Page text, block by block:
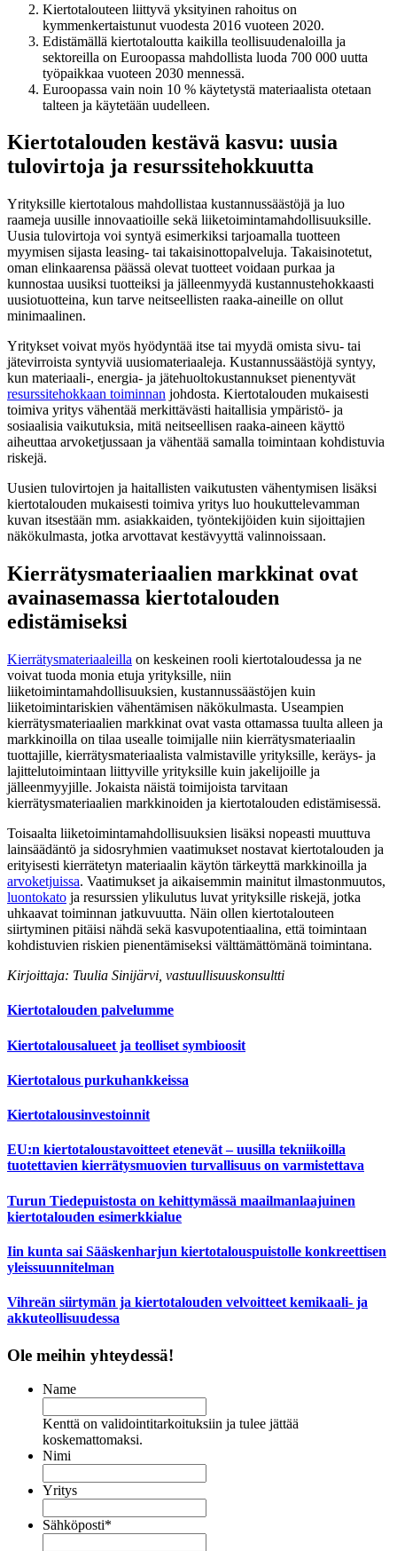
Kiertotalouteen liittyvä yksityinen rahoitus on
kymmenkertaistunut vuodesta 2016 vuoteen 2020.
Edistämällä kiertotaloutta kaikilla teollisuudenaloilla ja
sektoreilla on Euroopassa mahdollista luoda 700 000 uutta
työpaikkaa vuoteen 2030 mennessä.
Euroopassa vain noin 10 % käytetystä materiaalista otetaan
talteen ja käytetään uudelleen.
Kiertotalouden kestävä kasvu: uusia
tulovirtoja ja resurssitehokkuutta
Yrityksille kiertotalous mahdollistaa kustannussäästöjä ja luo
raameja uusille innovaatioille sekä liiketoimintamahdollisuuksille.
Uusia tulovirtoja voi syntyä esimerkiksi tarjoamalla tuotteen
myymisen sijasta leasing- tai takaisinottopalveluja. Takaisinotetut,
oman elinkaarensa päässä olevat tuotteet voidaan purkaa ja
kunnostaa uusiksi tuotteiksi ja jälleenmyydä kustannustehokkaasti
uusiotuotteina, kun tarve neitseellisten raaka-aineille on ollut
minimaalinen.
Yritykset voivat myös hyödyntää itse tai myydä omista sivu- tai
jätevirroista syntyviä uusiomateriaaleja. Kustannussäästöjä syntyy,
kun materiaali-, energia- ja jätehuoltokustannukset pienentyvät
resurssitehokkaan toiminnan johdosta. Kiertotalouden mukaisesti
toimiva yritys vähentää merkittävästi haitallisia ympäristö- ja
sosiaalisia vaikutuksia, mitä neitseellisen raaka-aineen käyttö
aiheuttaa arvoketjussaan ja vähentää samalla toimintaan kohdistuvia
riskejä.
Uusien tulovirtojen ja haitallisten vaikutusten vähentymisen lisäksi
kiertotalouden mukaisesti toimiva yritys luo houkuttelevamman
kuvan itsestään mm. asiakkaiden, työntekijöiden kuin sijoittajien
näkökulmasta, jotka arvottavat kestävyyttä valinnoissaan.
Kierrätysmateriaalien markkinat ovat
avainasemassa kiertotalouden
edistämiseksi
Kierrätysmateriaaleilla on keskeinen rooli kiertotaloudessa ja ne
voivat tuoda monia etuja yrityksille, niin
liiketoimintamahdollisuuksien, kustannussäästöjen kuin
liiketoimintariskien vähentämisen näkökulmasta. Useampien
kierrätysmateriaalien markkinat ovat vasta ottamassa tuulta alleen ja
markkinoilla on tilaa usealle toimijalle niin kierrätysmateriaalin
tuottajille, kierrätysmateriaalista valmistaville yrityksille, keräys- ja
lajittelutoimintaan liittyville yrityksille kuin jakelijoille ja
jälleenmyyjille. Jokaista näistä toimijoista tarvitaan
kierrätysmateriaalien markkinoiden ja kiertotalouden edistämisessä.
Toisaalta liiketoimintamahdollisuuksien lisäksi nopeasti muuttuva
lainsäädäntö ja sidosryhmien vaatimukset nostavat kiertotalouden ja
erityisesti kierrätetyn materiaalin käytön tärkeyttä markkinoilla ja
arvoketjuissa. Vaatimukset ja aikaisemmin mainitut ilmastonmuutos,
luontokato ja resurssien ylikulutus luvat yrityksille riskejä, jotka
uhkaavat toiminnan jatkuvuutta. Näin ollen kiertotalouteen
siirtyminen pitäisi nähdä sekä kasvupotentiaalina, että toimintaan
kohdistuvien riskien pienentämiseksi välttämättömänä toimintana.
Kirjoittaja: Tuulia Sinijärvi, vastuullisuuskonsultti
Kiertotalouden palvelumme
Kiertotalousalueet ja teolliset symbioosit
Kiertotalous purkuhankkeissa
Kiertotalousinvestoinnit
EU:n kiertotaloustavoitteet etenevät – uusilla tekniikoilla
tuotettavien kierrätysmuovien turvallisuus on varmistettava
Turun Tiedepuistosta on kehittymässä maailmanlaajuinen
kiertotalouden esimerkkialue
Iin kunta sai Sääskenharjun kiertotalouspuistolle konkreettisen
yleissuunnitelman
Vihreän siirtymän ja kiertotalouden velvoitteet kemikaali- ja
akkuteollisuudessa
Ole meihin yhteydessä!
Name
Kenttä on validointitarkoituksiin ja tulee jättää
koskemattomaksi.
Nimi
Yritys
Sähköposti*